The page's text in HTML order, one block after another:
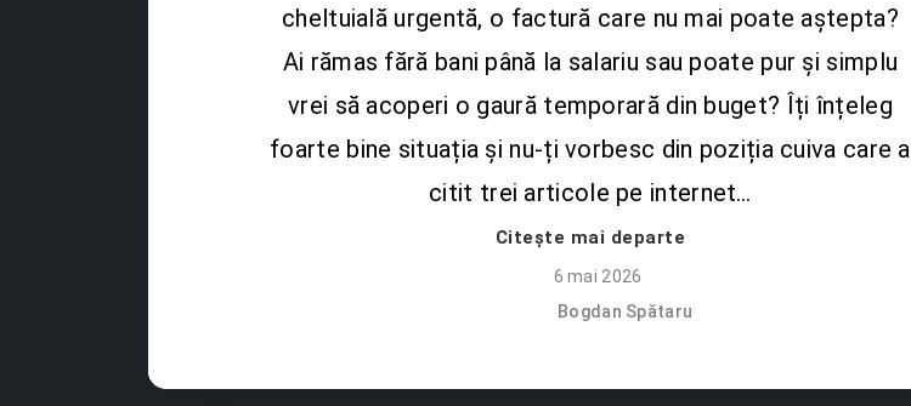
cheltuială urgentă, o factură care nu mai poate aștepta?
Ai rămas fără bani până la salariu sau poate pur și simplu
vrei să acoperi o gaură temporară din buget? Îți înțeleg
foarte bine situația și nu-ți vorbesc din poziția cuiva care a
citit trei articole pe internet…
Citește mai departe
6 mai 2026
Bogdan Spătaru